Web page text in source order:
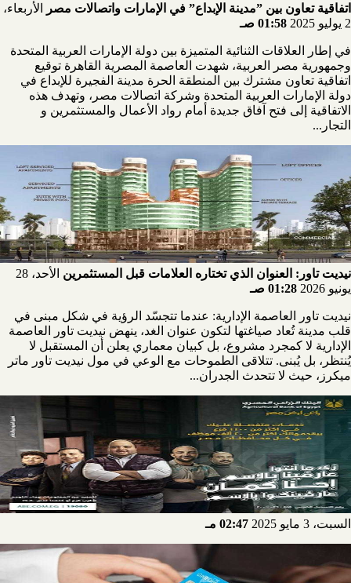
اتفاقية تعاون بين ”مدينة الإبداع” في الإمارات واتصالات مصر
الأربعاء،
2 يوليو 2025
01:58 صـ
في إطار العلاقات الثنائية المتميزة بين دولة الإمارات العربية المتحدة
وجمهورية مصر العربية، شهدت العاصمة المصرية القاهرة توقيع
اتفاقية تعاون مشترك بين المنطقة الحرة مدينة الفجيرة للإبداع في
دولة الإمارات العربية المتحدة وشركة اتصالات مصر، وتهدف هذه
الاتفاقية إلى فتح آفاق جديدة أمام رواد الأعمال والمستثمرين و
التجار...
نيديت تاور: العنوان الذي تختاره العلامات قبل المستثمرين
الأحد، 28
يونيو 2026
01:28 صـ
نيديت تاور العاصمة الإدارية: عندما تتجسّد الرؤية في شكل مبنى في
قلب مدينة تُعاد صياغتها لتكون عنوان الغد، ينهض نيديت تاور العاصمة
الإدارية لا كمجرد مشروع، بل كبيان معماري يعلن أن المستقبل لا
يُنتظر، بل يُبنى. تتلاقى الطموحات مع الوعي في مول نيديت تاور ماتر
ميكرز، حيث لا تتحدث الجدران...
السبت، 3 مايو 2025 02:47 مـ